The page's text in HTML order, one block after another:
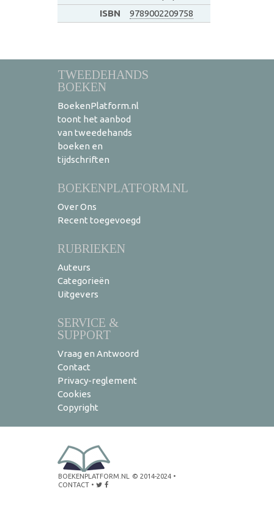
ISBN
9789002209758
TWEEDEHANDS
BOEKEN
BoekenPlatform.nl
toont het aanbod
van tweedehands
boeken en
tijdschriften
BOEKENPLATFORM.NL
Over Ons
Recent toegevoegd
RUBRIEKEN
Auteurs
Categorieën
Uitgevers
SERVICE &
SUPPORT
Vraag en Antwoord
Contact
Privacy-reglement
Cookies
Copyright
BOEKENPLATFORM.NL © 2014-2024 •
CONTACT •